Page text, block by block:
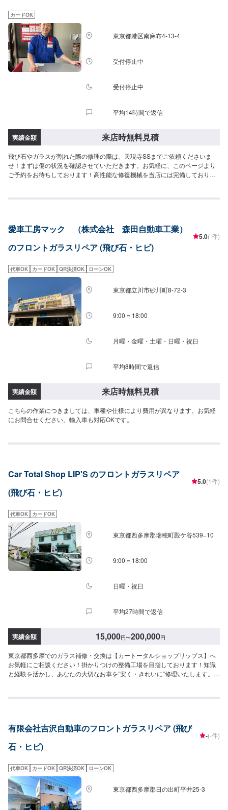
カードOK
東京都港区南麻布4-13-4
受付停止中
受付停止中
平均14時間で返信
実績金額 来店時無料見積
飛び石やガラスが割れた際の修理の際は、天現寺SSまでご依頼くださいま
せ！まずは傷の状況を確認させていただきます。お気軽に、このページより
ご予約をお待ちしております！高性能な修復機械を当店には完備しておりま
愛車工房マック （株式会社 森田自動車工業）
のフロントガラスリペア (飛び石・ヒビ)
5.0(-件)
代車OK カードOK QR決済OK ローンOK
東京都立川市砂川町8-72-3
9:00 ~ 18:00
月曜・金曜・土曜・日曜・祝日
平均8時間で返信
実績金額 来店時無料見積
こちらの作業につきましては、車種や仕様により費用が異なります。お気軽
にお問合せください。輸入車も対応OKです。
Car Total Shop LIP'S のフロントガラスリペア
(飛び石・ヒビ)
5.0(1件)
代車OK カードOK
東京都西多摩郡瑞穂町殿ケ谷539−10
9:00 ~ 18:00
日曜・祝日
平均27時間で返信
実績金額 15,000円〜200,000円
東京都西多摩でのガラス補修・交換は【カートータルショップリップス】へ
お気軽にご相談ください！掛かりつけの整備工場を目指しております！知識
と経験を活かし、あなたの大切なお車を”安く・きれいに”修理いたします。国
持ちでない方でも、ご安心ください。<当社の特徴>◾国産車はもちろん、輸入
【1】オファーにてお問い合わせ【2】お見積り【3】お見積りにご納得いた
だければ作業開始【4】仕上がり次第納車【代車について】納得していただけ
るお見積りから、無料代車のご用意まで自社スタッフが責任をもってお受け
負担いただいております。【定休日・営業時間】定休日：日曜、祭日、第二
土曜日営業時間：8:30〜17:30※看板犬が事務所内におりますので、重度の犬
アレルギーの方はお気をつけください。また、お客様が来店なさった際に少
し吠えることがございます。ご了承いただけますと幸いです。
有限会社吉沢自動車のフロントガラスリペア (飛び
石・ヒビ)
-(-件)
代車OK カードOK QR決済OK ローンOK
東京都西多摩郡日の出町平井25-3